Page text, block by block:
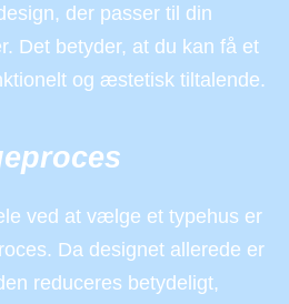
der passer til din
Det betyder, at du kan få et
og æstetisk tiltalende.
ved at vælge et typehus er
Da designet allerede er
reduceres betydeligt,